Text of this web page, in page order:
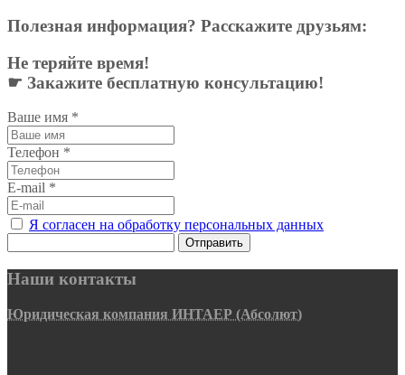
Полезная информация? Расскажите друзьям:
Не теряйте время!
☛ Закажите бесплатную консультацию!
Ваше имя *
Телефон *
E-mail *
Я согласен на обработку персональных данных
Отправить
Наши контакты
Юридическая компания ИНТАЕР (Абсолют)